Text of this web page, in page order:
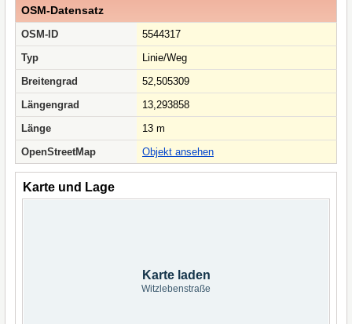
OSM-Datensatz
OSM-ID
5544317
Typ
Linie/Weg
Breitengrad
52,505309
Längengrad
13,293858
Länge
13 m
OpenStreetMap
Objekt ansehen
Karte und Lage
Karte laden
Witzlebenstraße